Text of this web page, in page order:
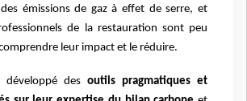
émissions de gaz à effet de serre, et
de la restauration sont peu
leur impact et le réduire.
développé des outils pragmatiques et